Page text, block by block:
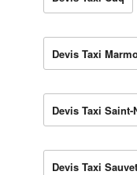
Devis Taxi
Devis Taxi
Devis Taxi